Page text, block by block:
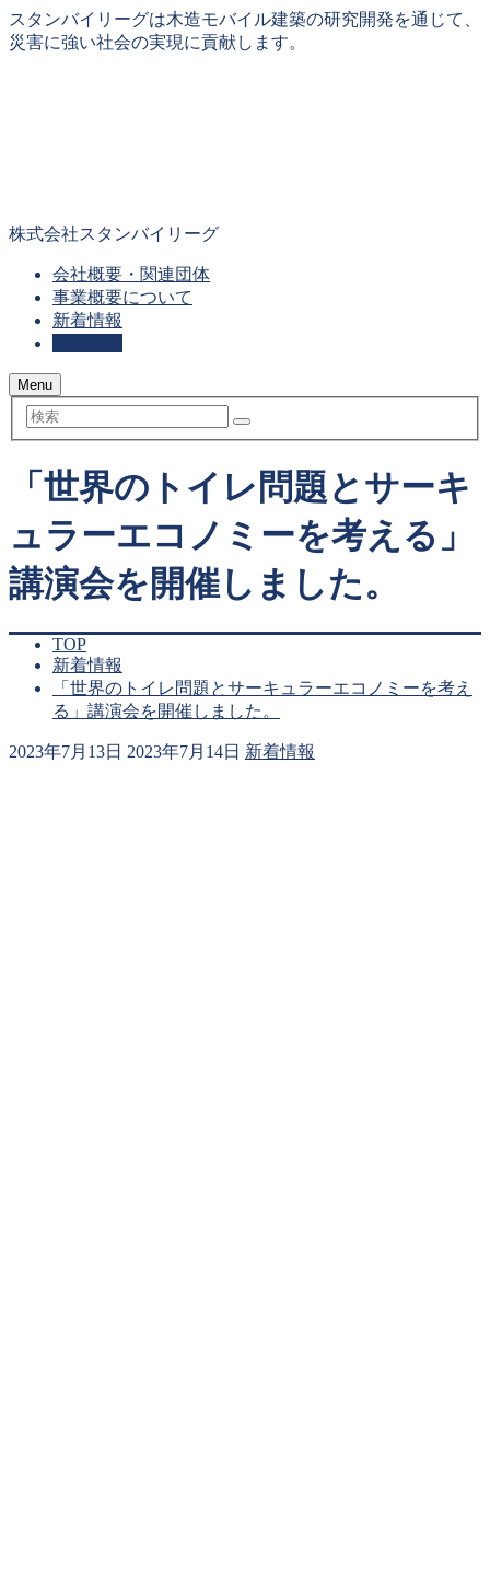
スタンバイリーグは木造モバイル建築の研究開発を通じて、
災害に強い社会の実現に貢献します。
株式会社スタンバイリーグ
会社概要・関連団体
事業概要について
新着情報
Menu
検
索
「世界のトイレ問題とサーキ
ュラーエコノミーを考える」
講演会を開催しました。
TOP
新着情報
「世界のトイレ問題とサーキュラーエコノミーを考え
る」講演会を開催しました。
2023年7月13日 2023年7月14日 新着情報